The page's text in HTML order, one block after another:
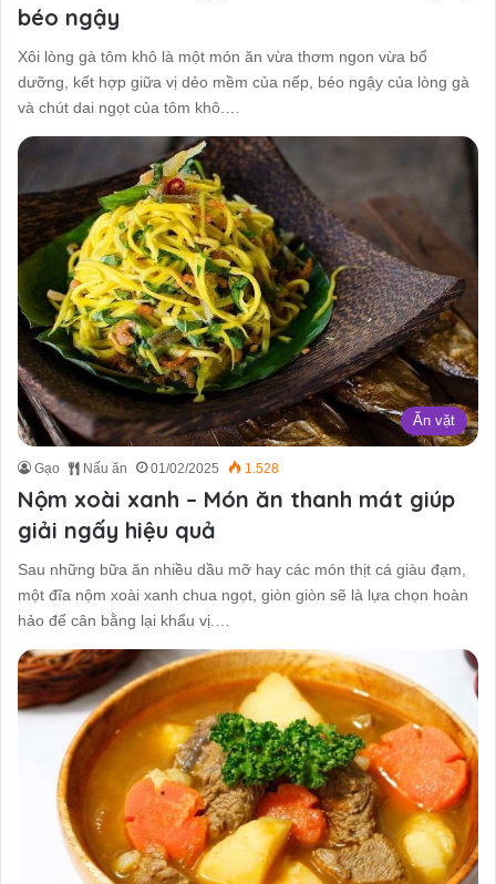
béo ngậy
Xôi lòng gà tôm khô là một món ăn vừa thơm ngon vừa bổ
dưỡng, kết hợp giữa vị dẻo mềm của nếp, béo ngậy của lòng gà
và chút dai ngọt của tôm khô.…
Ăn vặt
Gạo Nấu ăn 01/02/2025 1.528
Nộm xoài xanh – Món ăn thanh mát giúp
giải ngấy hiệu quả
Sau những bữa ăn nhiều dầu mỡ hay các món thịt cá giàu đạm,
một đĩa nộm xoài xanh chua ngọt, giòn giòn sẽ là lựa chọn hoàn
hảo để cân bằng lại khẩu vị.…